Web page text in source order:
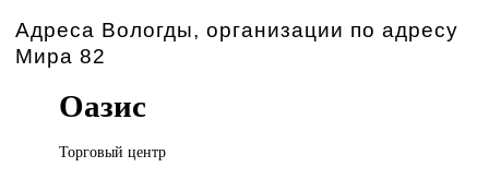
Адреса Вологды, организации по адресу
Мира 82
Оазис
Торговый центр